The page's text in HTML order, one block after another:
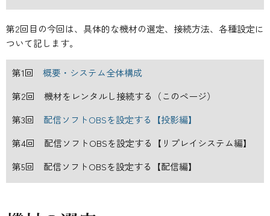
第2回目の今回は、具体的な機材の選定、接続方法、各種設定に
ついて記します。
第1回 概要・システム全体構成
第2回 機材をレンタルし接続する（このページ）
第3回 配信ソフトOBSを設定する【投影編】
第4回 配信ソフトOBSを設定する【リプレイシステム編】
第5回 配信ソフトOBSを設定する【配信編】